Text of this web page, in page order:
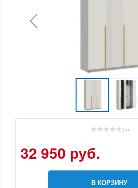
( 0 )
32 950 руб.
В КОРЗИНУ